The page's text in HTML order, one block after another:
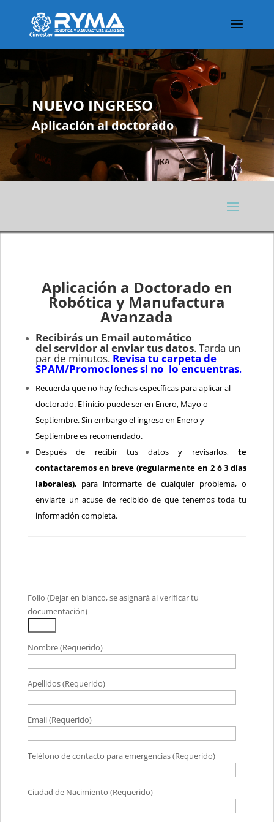
NUEVO INGRESO
Aplicación al doctorado
Aplicación a Doctorado en
Robótica y Manufactura
Avanzada
Recibirás un Email automático
del servidor al enviar tus datos. Tarda un
par de minutos. Revisa tu carpeta de
SPAM/Promociones si no lo encuentras.
Recuerda que no hay fechas específicas para aplicar al
doctorado. El inicio puede ser en Enero, Mayo o
Septiembre. Sin embargo el ingreso en Enero y
Septiembre es recomendado.
Después de recibir tus datos y revisarlos,te
contactaremos en breve (regularmente en 2 ó 3 días
laborales), para informarte de cualquier problema, o
enviarte un acuse de recibido de que tenemos toda tu
información completa.
Folio (Dejar en blanco, se asignará al verificar tu
documentación)
Nombre (Requerido)
Apellidos (Requerido)
Email (Requerido)
Teléfono de contacto para emergencias (Requerido)
Ciudad de Nacimiento (Requerido)